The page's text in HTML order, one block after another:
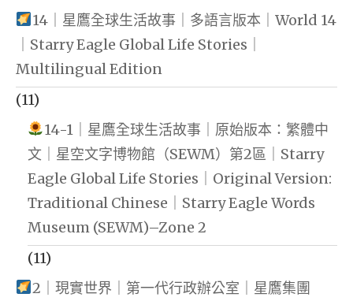
14｜星鷹全球生活故事｜多語言版本｜World 14
｜Starry Eagle Global Life Stories｜
Multilingual Edition
(11)
14-1｜星鷹全球生活故事｜原始版本：繁體中
文｜星空文字博物館（SEWM）第2區｜Starry
Eagle Global Life Stories｜Original Version:
Traditional Chinese｜Starry Eagle Words
Museum (SEWM)–Zone 2
(11)
2｜現實世界｜第一代行政辦公室｜星鷹集團